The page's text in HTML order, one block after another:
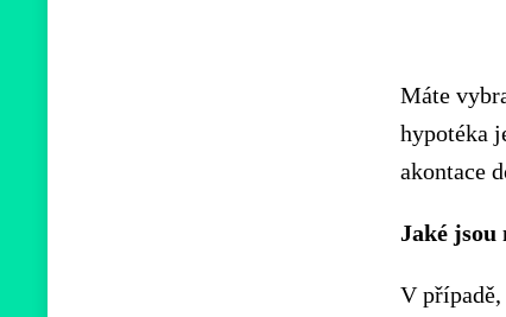
Máte
hypotéka
akontace
Jaké jsou
V